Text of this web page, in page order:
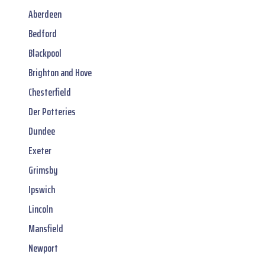
Aberdeen
Bedford
Blackpool
Brighton and Hove
Chesterfield
Der Potteries
Dundee
Exeter
Grimsby
Ipswich
Lincoln
Mansfield
Newport